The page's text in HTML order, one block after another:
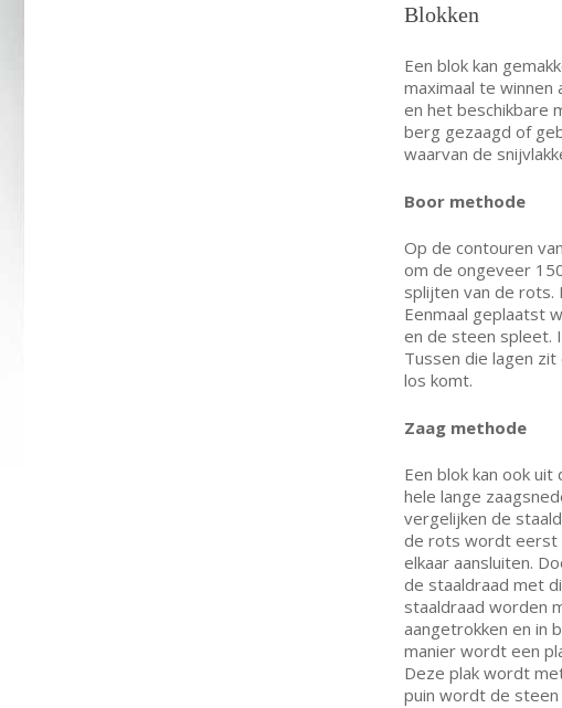
Blokken
Een blok kan
maximaal te
en het beschikbare
berg gezaagd of
waarvan de
Boor methode
Op de contouren
om de ongeveer
splijten van de rots.
Eenmaal geplaatst
en de steen spleet.
Tussen die lagen
los komt.
Zaag methode
Een blok kan ook
hele lange
vergelijken de
de rots wordt eerst
elkaar aansluiten.
de staaldraad met
staaldraad worden
aangetrokken en in
manier wordt een
Deze plak wordt
puin wordt de steen